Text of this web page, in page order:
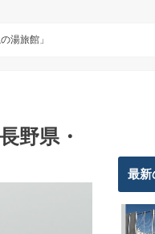
湯旅館」
野県・
最新